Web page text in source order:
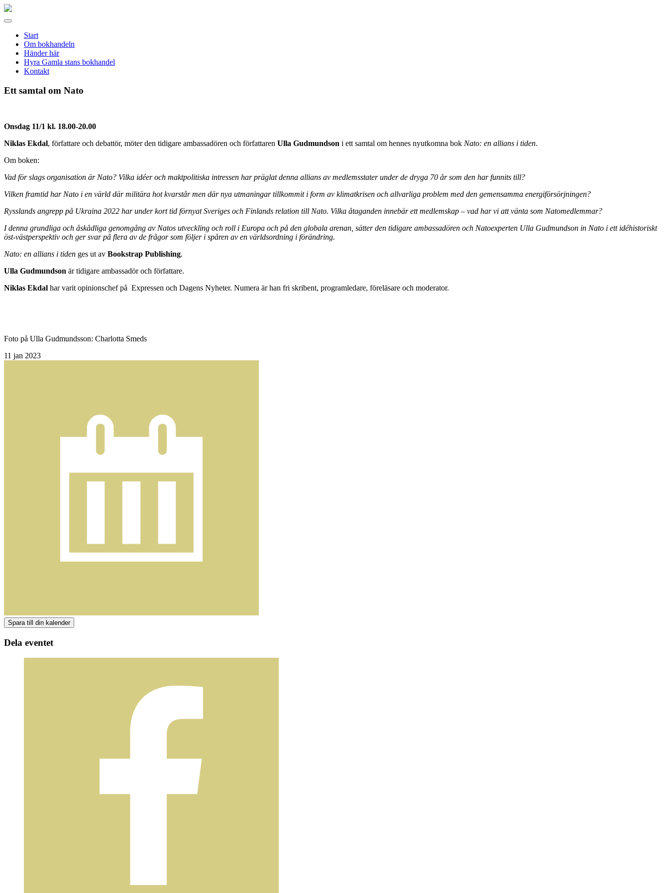
Gamla
Meny
Start
Om bokhandeln
Händer här
Hyra Gamla stans bokhandel
Kontakt
Ett samtal om Nato
Onsdag 11/1 kl. 18.00-20.00
Niklas Ekdal, författare och debattör, möter den tidigare ambassadören och författaren Ulla Gudmundson i ett samtal om hennes nyutkomna bok Nato: en allians i tiden.
Om boken:
Vad för slags organisation är Nato? Vilka idéer och maktpolitiska intressen har präglat denna allians av medlemsstater under de dryga 70 år som den har funnits till?
Vilken framtid har Nato i en värld där militära hot kvarstår men där nya utmaningar tillkommit i form av klimatkrisen och allvarliga problem med den gemensamma energiförsörjningen?
Rysslands angrepp på Ukraina 2022 har under kort tid förnyat Sveriges och Finlands relation till Nato. Vilka åtaganden innebär ett medlemskap – vad har vi att vänta som Natomedlemmar?
I denna grundliga och åskådliga genomgång av Natos utveckling och roll i Europa och på den globala arenan, sätter den tidigare ambassadören och Natoexperten Ulla Gudmundson in Nato i ett idéhistoriskt
öst-västperspektiv och ger svar på flera av de frågor som följer i spåren av en världsordning i förändring.
Nato: en allians i tiden ges ut av Bookstrap Publishing.
Ulla Gudmundson är tidigare ambassadör och författare.
Niklas Ekdal har varit opinionschef på Expressen och Dagens Nyheter. Numera är han fri skribent, programledare, föreläsare och moderator.
Foto på Ulla Gudmundsson: Charlotta Smeds
11 jan 2023
Dela eventet